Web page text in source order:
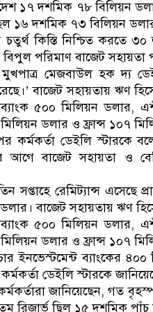
১৭ দশমিক ৭৮ বিলিয়ন
১৬ দশমিক ৭৩ বিলিয়ন
কিস্তি নিশ্চিত করতে
পরিমাণ বাজেট সহায়তা
মুখপাত্র মেজবাউল হক দ্য
বাজেট সহায়তায় ঋণ
৫০০ মিলিয়ন ডলার,
ডলার ও ফ্রান্স ১০৭
কর্মকর্তা ডেইলি স্টারকে
বাজেট সহায়তা ও বেশি
সপ্তাহে রেমিট্যান্স
বাজেট সহায়তায় ঋণ
৫০০ মিলিয়ন ডলার,
ডলার ও ফ্রান্স ১০৭
ইনভেস্টমেন্ট ব্যাংকের
ডেইলি স্টারকে
জানিয়েছেন, গত
রিজার্ভ ছিল ১৫ দশমিক পাঁচ